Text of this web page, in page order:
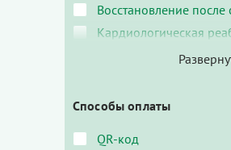
Восстановление после
Кардиологическая
Способы оплаты
QR-код